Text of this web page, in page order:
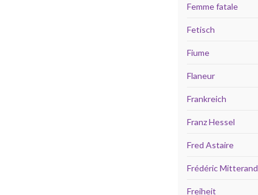
Femme fatale
Fetisch
Fiume
Flaneur
Frankreich
Franz Hessel
Fred Astaire
Frédéric Mitterand
Freiheit